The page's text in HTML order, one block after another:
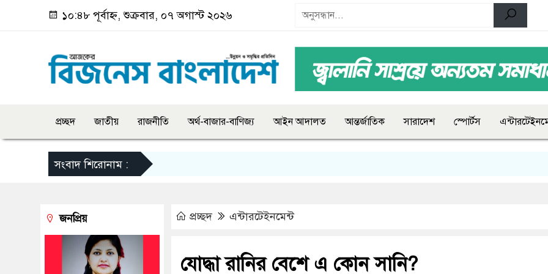
১০:৪৮ পূর্বাহ্ন, শুক্রবার, ০৭ অগাস্ট ২০২৬
প্রচ্ছদ জাতীয় রাজনীতি অর্থ-বাজার-বাণিজ্য আইন আদালত আন্তর্জাতিক সারাদেশ স্পোর্টস
সংবাদ শিরোনাম :
প্রচ্ছদ এন্টারটেইনমেন্ট
যোদ্ধা রানির বেশে এ কোন সানি?
জনপ্রিয়